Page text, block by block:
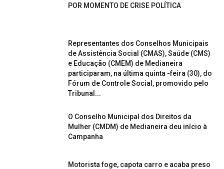
POR MOMENTO DE CRISE POLÍTICA
Representantes dos Conselhos Municipais
de Assistência Social (CMAS), Saúde (CMS)
e Educação (CMEM) de Medianeira
participaram, na última quinta -feira (30), do
Fórum de Controle Social, promovido pelo
Tribunal...
O Conselho Municipal dos Direitos da
Mulher (CMDM) de Medianeira deu início à
Campanha
Motorista foge, capota carro e acaba preso